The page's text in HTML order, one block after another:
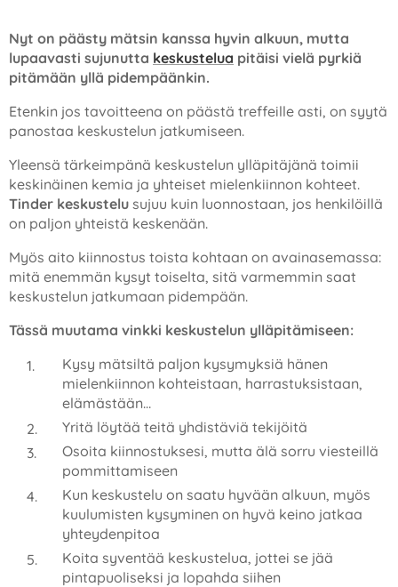
Nyt on päästy mätsin kanssa hyvin alkuun, mutta
lupaavasti sujunutta keskustelua pitäisi vielä pyrkiä
pitämään yllä pidempäänkin.
Etenkin jos tavoitteena on päästä treffeille asti, on syytä
panostaa keskustelun jatkumiseen.
Yleensä tärkeimpänä keskustelun ylläpitäjänä toimii
keskinäinen kemia ja yhteiset mielenkiinnon kohteet.
Tinder keskustelu sujuu kuin luonnostaan, jos henkilöillä
on paljon yhteistä keskenään.
Myös aito kiinnostus toista kohtaan on avainasemassa:
mitä enemmän kysyt toiselta, sitä varmemmin saat
keskustelun jatkumaan pidempään.
Tässä muutama vinkki keskustelun ylläpitämiseen:
Kysy mätsiltä paljon kysymyksiä hänen
mielenkiinnon kohteistaan, harrastuksistaan,
elämästään…
Yritä löytää teitä yhdistäviä tekijöitä
Osoita kiinnostuksesi, mutta älä sorru viesteillä
pommittamiseen
Kun keskustelu on saatu hyvään alkuun, myös
kuulumisten kysyminen on hyvä keino jatkaa
yhteydenpitoa
Koita syventää keskustelua, jottei se jää
pintapuoliseksi ja lopahda siihen